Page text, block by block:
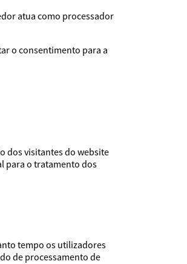
atua como processador
o consentimento para a
dos visitantes do website
para o tratamento dos
tempo os utilizadores
de processamento de